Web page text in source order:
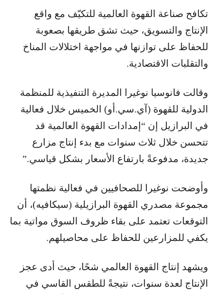
تكافح صناعة القهوة العالمية للتكيّف مع واقع
الإنتاج والتسويق، حيث تشق طريقها بصعوبة
للحفاظ على توازنها في مواجهة اختلالات المناخ
والتقلبات الاقتصادية.
وقالت فانوسيا نوغيرا المديرة التنفيذية للمنظمة
الدولية للقهوة (آي.سي.أو) الخميس خلال فعالية
في البرازيل إن “إمدادات القهوة العالمية قد
تتحسن خلال ثلاث سنوات مع بدء إنتاج مزارع
جديدة، مدفوعةً بارتفاع الأسعار بشكل قياسي.”
وأوضحت نوغيرا للصحافيين في فعالية نظمتها
مجموعة مصدري القهوة البرازيلية (سيكافيه)، أن
التوقعات تعتمد على بقاء ظروف السوق مواتية بما
يكفي للمزارعين للحفاظ على محاصيلهم.
ويشهد إنتاج القهوة العالمي شحًا، حيث أدى عجز
الإنتاج لعدة سنوات، نتيجةً للطقس القاسي في